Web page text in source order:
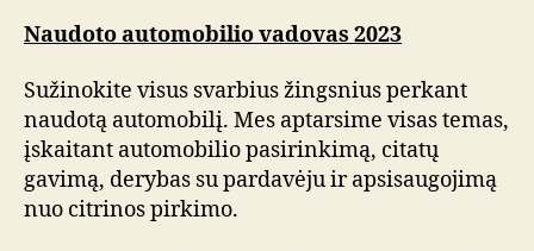
Naudoto automobilio vadovas 2023
Sužinokite visus svarbius žingsnius perkant
naudotą automobilį. Mes aptarsime visas temas,
įskaitant automobilio pasirinkimą, citatų
gavimą, derybas su pardavėju ir apsisaugojimą
nuo citrinos pirkimo.